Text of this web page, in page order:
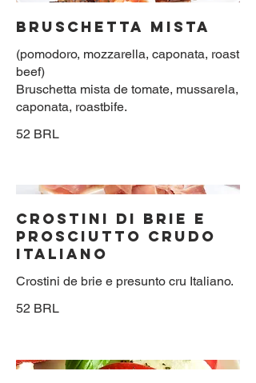
BRUSCHETTA MISTA
(pomodoro, mozzarella, caponata, roast
beef)
Bruschetta mista de tomate, mussarela,
caponata, roastbife.
52 BRL
CROSTINI DI BRIE E
PROSCIUTTO CRUDO
ITALIANO
Crostini de brie e presunto cru Italiano.
52 BRL